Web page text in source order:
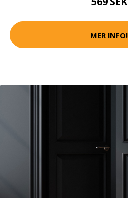
MER INFO!